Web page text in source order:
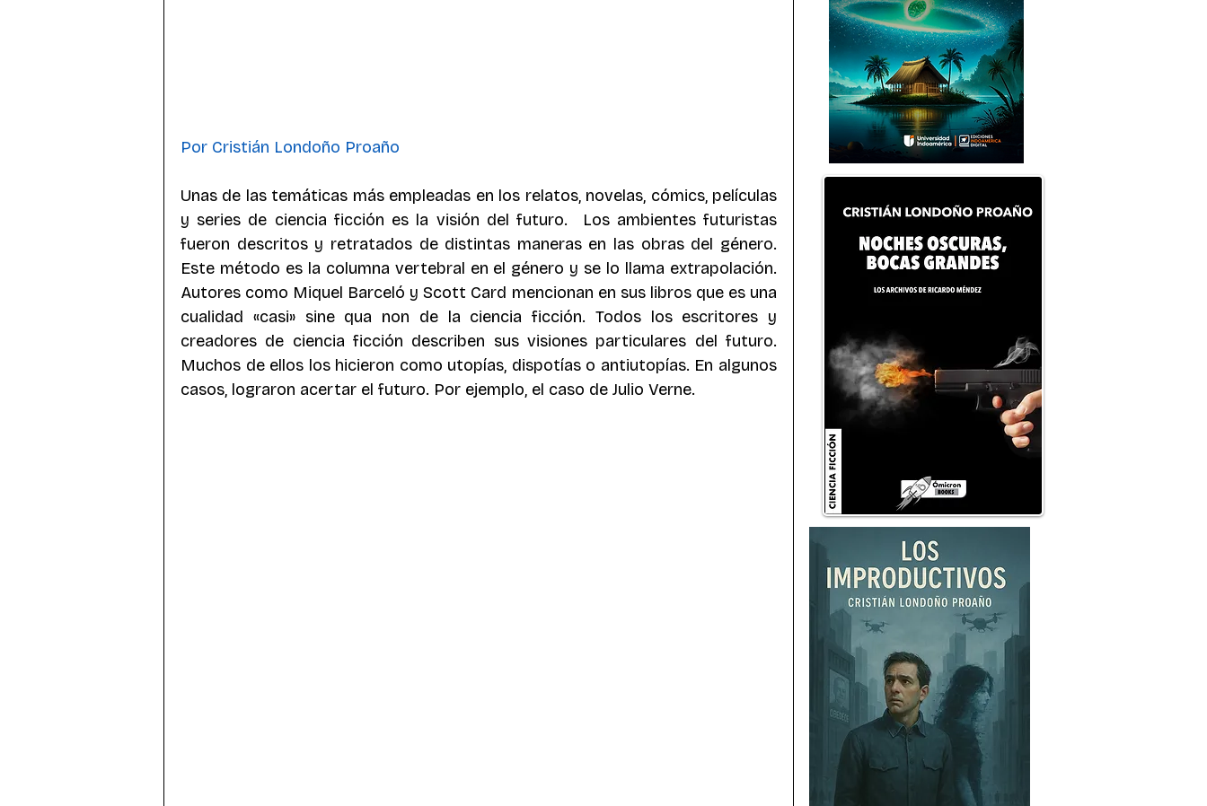
Por Cristián Londoño Proaño
Unas de las temáticas más empleadas en los relatos, novelas, cómics, películas
y series de ciencia ficción es la visión del futuro.  Los ambientes futuristas
fueron descritos y retratados de distintas maneras en las obras del género.
Este método es la columna vertebral en el género y se lo llama extrapolación.
Autores como Miquel Barceló y Scott Card mencionan en sus libros que es una
cualidad «casi» sine qua non de la ciencia ficción. Todos los escritores y
creadores de ciencia ficción describen sus visiones particulares del futuro.
Muchos de ellos los hicieron como utopías, dispotías o antiutopías. En algunos
casos, lograron acertar el futuro. Por ejemplo, el caso de Julio Verne.